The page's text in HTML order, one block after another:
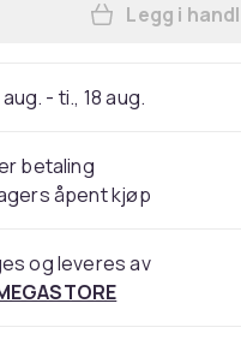
Legg i
aug. - ti., 18 aug.
betaling
åpent kjøp
og leveres av